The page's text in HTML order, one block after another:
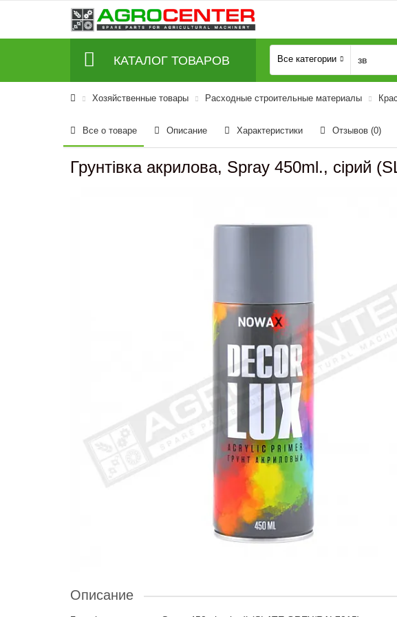
КАТАЛОГ ТОВАРОВ Все категории
Хозяйственные товары Расходные строительные материалы
Все о товаре Описание Характеристики Отзывов (0)
Грунтівка акрилова, Spray 450ml., сірий
Описание